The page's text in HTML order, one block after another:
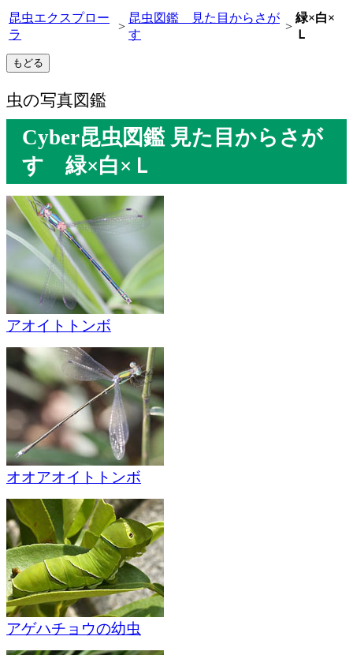
昆虫エクスプロー
ラ
>
昆虫図鑑 見た目からさが
す
>
緑×白×
Ｌ
虫の写真図鑑
Cyber昆虫図鑑 見た目からさが
す 緑×白×Ｌ
アオイトトンボ
オオアオイトトンボ
アゲハチョウの幼虫